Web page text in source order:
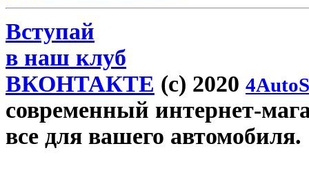
Вступай
в наш клуб
ВКОНТАКТЕ (c) 2020
современный интернет-
все для вашего автомобиля.